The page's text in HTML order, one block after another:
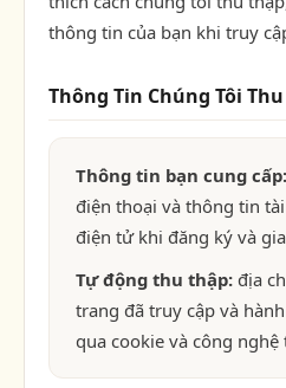
thông tin của bạn khi truy
Thông Tin Chúng Tôi
Thông tin bạn cung cấp:
điện thoại và thông tin
điện tử khi đăng ký và
Tự động thu thập: địa
trang đã truy cập và
qua cookie và công